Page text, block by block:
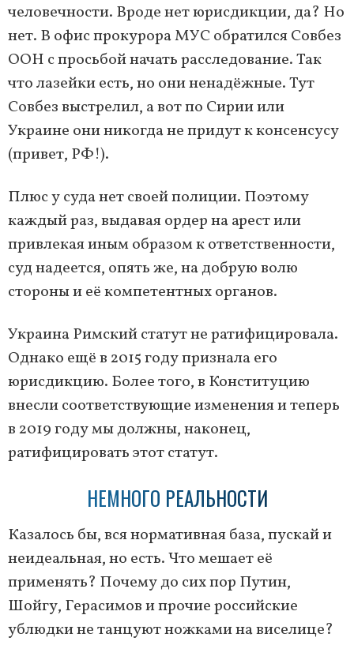
человечности. Вроде нет юрисдикции, да? Но
нет. В офис прокурора МУС обратился Совбез
ООН с просьбой начать расследование. Так
что лазейки есть, но они ненадёжные. Тут
Совбез выстрелил, а вот по Сирии или
Украине они никогда не придут к консенсусу
(привет, РФ!).
Плюс у суда нет своей полиции. Поэтому
каждый раз, выдавая ордер на арест или
привлекая иным образом к ответственности,
суд надеется, опять же, на добрую волю
стороны и её компетентных органов.
Украина Римский статут не ратифицировала.
Однако ещё в 2015 году признала его
юрисдикцию. Более того, в Конституцию
внесли соответствующие изменения и теперь
в 2019 году мы должны, наконец,
ратифицировать этот статут.
НЕМНОГО РЕАЛЬНОСТИ
Казалось бы, вся нормативная база, пускай и
неидеальная, но есть. Что мешает её
применять? Почему до сих пор Путин,
Шойгу, Герасимов и прочие российские
ублюдки не танцуют ножками на виселице?